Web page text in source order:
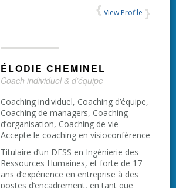
View Profile
ÉLODIE CHEMINEL
Coach individuel & d’équipe
Coaching individuel, Coaching d’équipe,
Coaching de managers, Coaching
d’organisation, Coaching de vie
Accepte le coaching en visioconférence
Titulaire d’un DESS en Ingénierie des
Ressources Humaines, et forte de 17
ans d’expérience en entreprise à des
postes d’encadrement, en tant que